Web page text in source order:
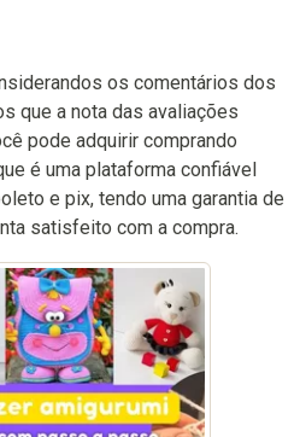
os comentários dos
que a nota das avaliações
pode adquirir comprando
é uma plataforma confiável
e pix, tendo uma garantia de
satisfeito com a compra.